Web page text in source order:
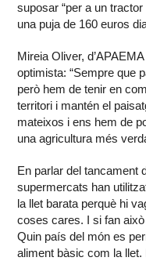
suposar “per a un
una puja de 160 euros
Mireia Oliver,
optimista: “Sempre que
però hem de tenir en
territori i mantén el
mateixos i ens hem de
una agricultura més
En parlar del tancament
supermercats han
la llet barata perquè hi
coses cares. I si fan
Quin país del món es
aliment bàsic com la